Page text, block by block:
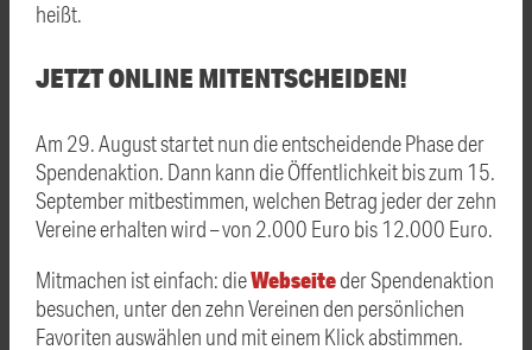
heißt.
JETZT ONLINE MITENTSCHEIDEN!
Am 29. August startet nun die entscheidende Phase der
Spendenaktion. Dann kann die Öffentlichkeit bis zum 15.
September mitbestimmen, welchen Betrag jeder der zehn
Vereine erhalten wird – von 2.000 Euro bis 12.000 Euro.
Mitmachen ist einfach: dieWebseiteder Spendenaktion
besuchen, unter den zehn Vereinen den persönlichen
Favoriten auswählen und mit einem Klick abstimmen.